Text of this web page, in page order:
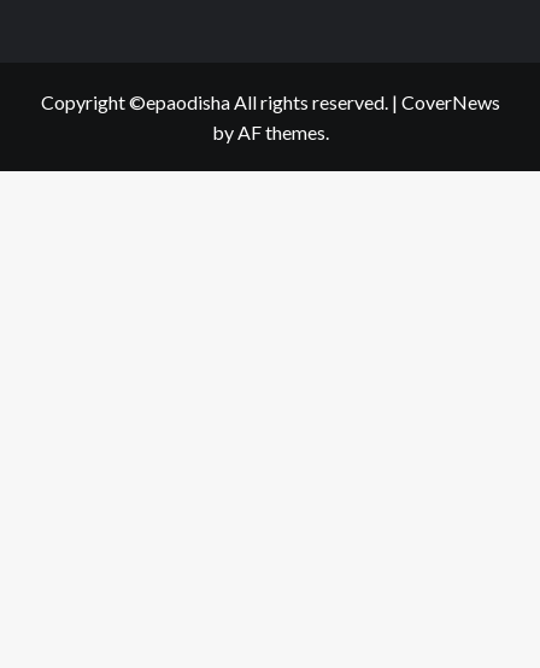
Copyright ©epaodisha All rights reserved. | CoverNews
by AF themes.